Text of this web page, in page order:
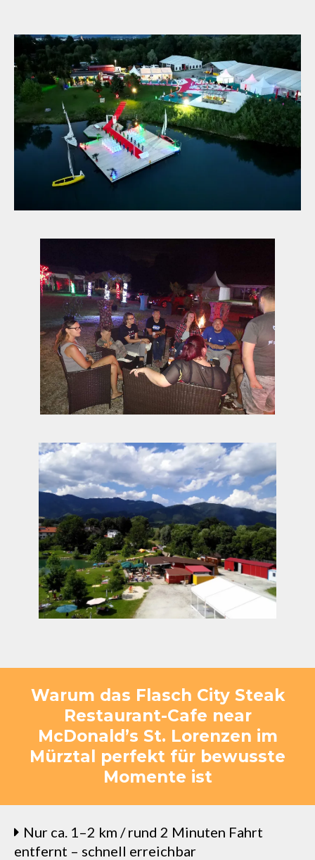
Warum das Flasch City Steak
Restaurant-Cafe near
McDonald’s St. Lorenzen im
Mürztal perfekt für bewusste
Momente ist
Nur ca. 1–2 km / rund 2 Minuten Fahrt
entfernt – schnell erreichbar